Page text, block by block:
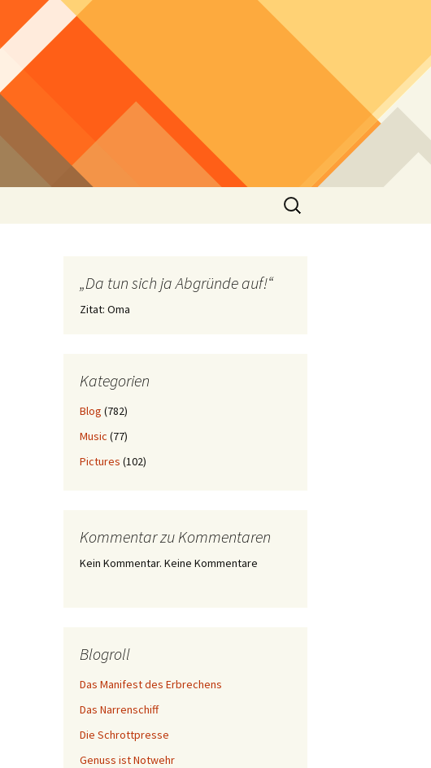
Suchen
nach:
„Da tun sich ja Abgründe auf!“
Zitat: Oma
Kategorien
Blog (782)
Music (77)
Pictures (102)
Kommentar zu Kommentaren
Kein Kommentar. Keine Kommentare
Blogroll
Das Manifest des Erbrechens
Das Narrenschiff
Die Schrottpresse
Genuss ist Notwehr